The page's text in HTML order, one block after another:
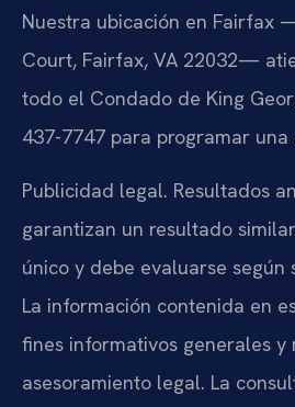
Nuestra ubicación en Fairfax
Court, Fairfax, VA 22032—
todo el Condado de King
437-7747 para programar una
Publicidad legal. Resultados
garantizan un resultado
único y debe evaluarse según
La información contenida en
fines informativos generales y
asesoramiento legal. La